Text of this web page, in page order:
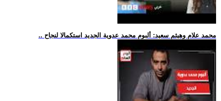
.. محمد علام وهيثم سعيد: ألبوم محمد عدوية الجديد استكمالا لنجاح